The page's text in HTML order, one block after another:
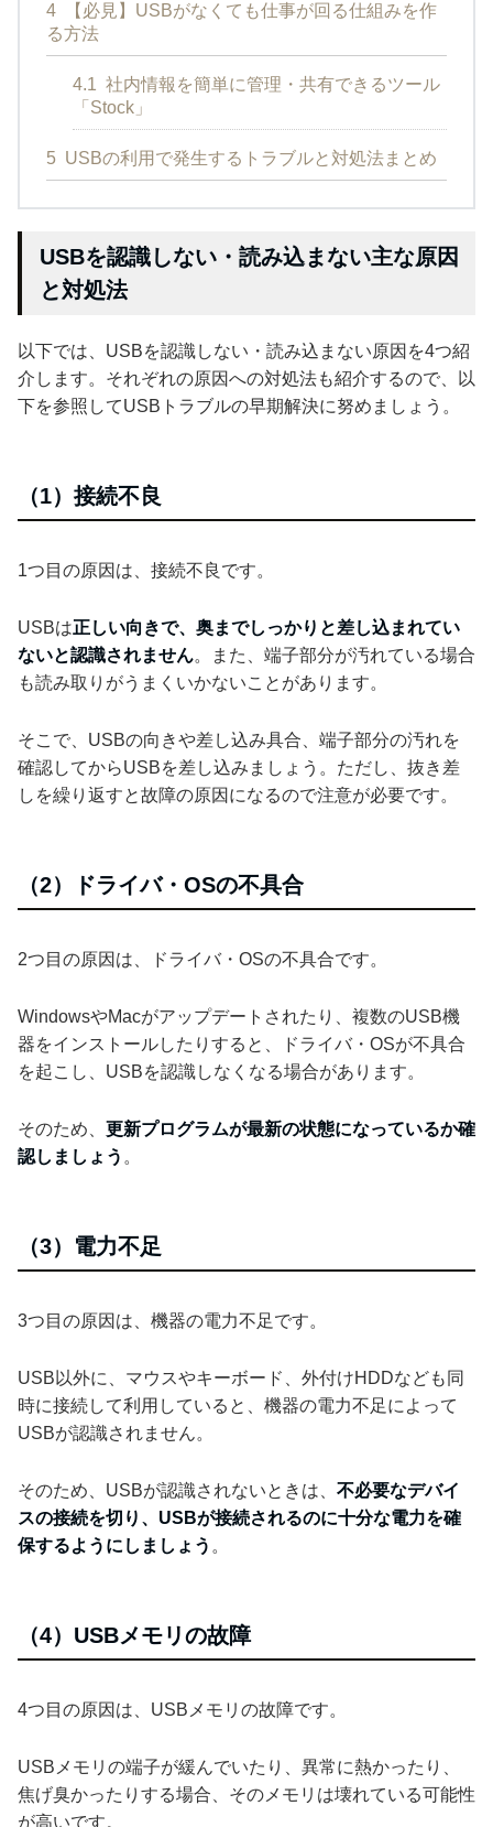
4
【必見】USBがなくても仕事が回る仕組みを作
る方法
4.1 社内情報を簡単に管理・共有できるツール
「Stock」
5 USBの利用で発生するトラブルと対処法まとめ
USBを認識しない・読み込まない主な原因
と対処法
以下では、USBを認識しない・読み込まない原因を4つ紹
介します。それぞれの原因への対処法も紹介するので、以
下を参照してUSBトラブルの早期解決に努めましょう。
（1）接続不良
1つ目の原因は、接続不良です。
USBは正しい向きで、奥までしっかりと差し込まれてい
ないと認識されません。また、端子部分が汚れている場合
も読み取りがうまくいかないことがあります。
そこで、USBの向きや差し込み具合、端子部分の汚れを
確認してからUSBを差し込みましょう。ただし、抜き差
しを繰り返すと故障の原因になるので注意が必要です。
（2）ドライバ・OSの不具合
2つ目の原因は、ドライバ・OSの不具合です。
WindowsやMacがアップデートされたり、複数のUSB機
器をインストールしたりすると、ドライバ・OSが不具合
を起こし、USBを認識しなくなる場合があります。
そのため、
更新プログラムが最新の状態になっているか確
認しましょう 。
（3）電力不足
3つ目の原因は、機器の電力不足です。
USB以外に、マウスやキーボード、外付けHDDなども同
時に接続して利用していると、機器の電力不足によって
USBが認識されません。
そのため、USBが認識されないときは、 不必要なデバイ
スの接続を切り、USBが接続されるのに十分な電力を確
保するようにしましょう 。
（4）USBメモリの故障
4つ目の原因は、USBメモリの故障です。
USBメモリの端子が緩んでいたり、異常に熱かったり、
焦げ臭かったりする場合、そのメモリは壊れている可能性
が高いです。